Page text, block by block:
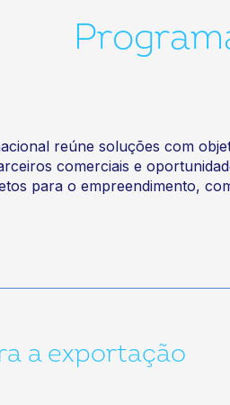
reúne soluções com
comerciais e
para o empreendimento,
a exportação